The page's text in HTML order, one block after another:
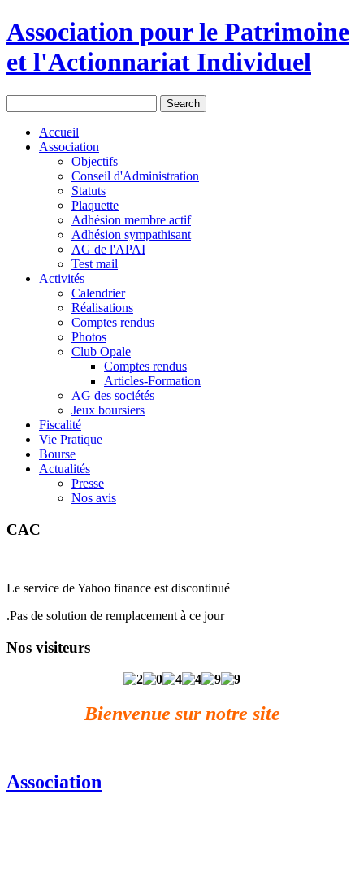
Association pour le Patrimoine
et l'Actionnariat Individuel
Accueil
Association
Objectifs
Conseil d'Administration
Statuts
Plaquette
Adhésion membre actif
Adhésion sympathisant
AG de l'APAI
Test mail
Activités
Calendrier
Réalisations
Comptes rendus
Photos
Club Opale
Comptes rendus
Articles-Formation
AG des sociétés
Jeux boursiers
Fiscalité
Vie Pratique
Bourse
Actualités
Presse
Nos avis
CAC
Le service de Yahoo finance est discontinué
.Pas de solution de remplacement à ce jour
Nos visiteurs
Bienvenue sur notre site
Association